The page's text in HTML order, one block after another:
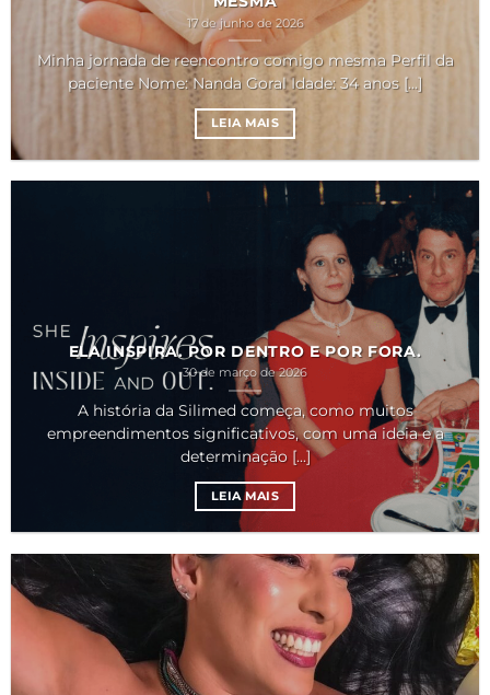
17 de junho de 2026
Minha jornada de reencontro comigo mesma Perfil da
paciente Nome: Nanda Goral Idade: 34 anos [...]
LEIA MAIS
ELA INSPIRA. POR DENTRO E POR FORA.
30 de março de 2026
A história da Silimed começa, como muitos
empreendimentos significativos, com uma ideia e a
determinação [...]
LEIA MAIS